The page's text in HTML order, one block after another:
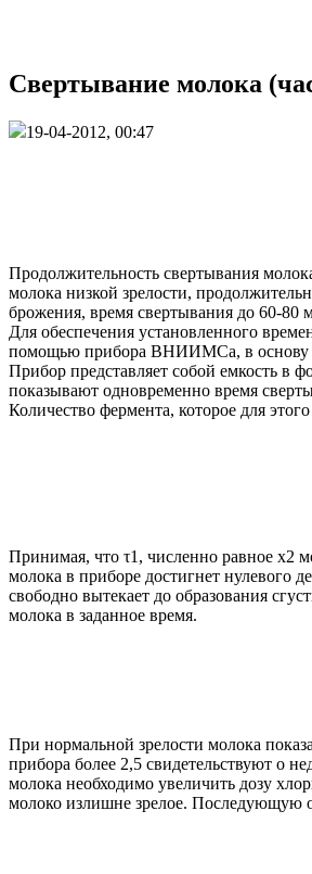
Свертывание молока
19-04-2012, 00:47
Продолжительность свертывания
молока низкой зрелости,
брожения, время свертывания до 60-80
Для обеспечения установленного
помощью прибора ВНИИМСа, в основу
Прибор представляет собой емкость в
показывают одновременно время
Количество фермента, которое для
Принимая, что τ1, численно равное х2
молока в приборе достигнет нулевого
свободно вытекает до образования
молока в заданное время.
При нормальной зрелости молока
прибора более 2,5 свидетельствуют о
молока необходимо увеличить дозу
молоко излишне зрелое. Последующую